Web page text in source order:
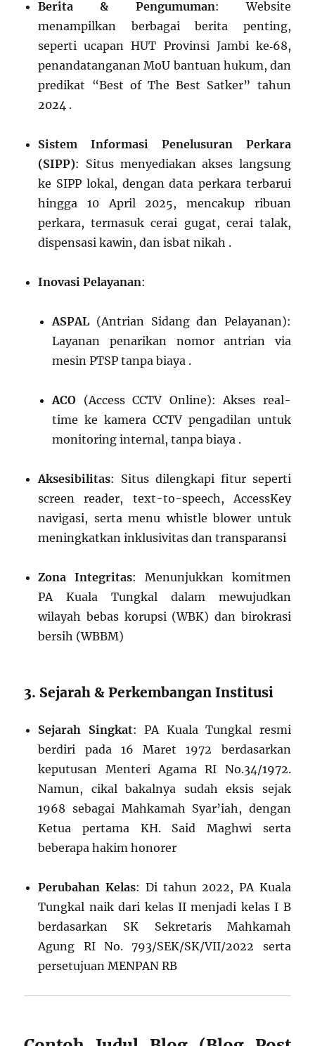
Berita & Pengumuman: Website
menampilkan berbagai berita penting,
seperti ucapan HUT Provinsi Jambi ke‑68,
penandatanganan MoU bantuan hukum, dan
predikat “Best of The Best Satker” tahun
2024 .
Sistem Informasi Penelusuran Perkara
(SIPP): Situs menyediakan akses langsung
ke SIPP lokal, dengan data perkara terbarui
hingga 10 April 2025, mencakup ribuan
perkara, termasuk cerai gugat, cerai talak,
dispensasi kawin, dan isbat nikah .
Inovasi Pelayanan:
ASPAL (Antrian Sidang dan Pelayanan):
Layanan penarikan nomor antrian via
mesin PTSP tanpa biaya .
ACO (Access CCTV Online): Akses real-
time ke kamera CCTV pengadilan untuk
monitoring internal, tanpa biaya .
Aksesibilitas: Situs dilengkapi fitur seperti
screen reader, text-to-speech, AccessKey
navigasi, serta menu whistle blower untuk
meningkatkan inklusivitas dan transparansi
Zona Integritas: Menunjukkan komitmen
PA Kuala Tungkal dalam mewujudkan
wilayah bebas korupsi (WBK) dan birokrasi
bersih (WBBM)
3. Sejarah & Perkembangan Institusi
Sejarah Singkat: PA Kuala Tungkal resmi
berdiri pada 16 Maret 1972 berdasarkan
keputusan Menteri Agama RI No.34/1972.
Namun, cikal bakalnya sudah eksis sejak
1968 sebagai Mahkamah Syar’iah, dengan
Ketua pertama KH. Said Maghwi serta
beberapa hakim honorer
Perubahan Kelas: Di tahun 2022, PA Kuala
Tungkal naik dari kelas II menjadi kelas I B
berdasarkan SK Sekretaris Mahkamah
Agung RI No. 793/SEK/SK/VII/2022 serta
persetujuan MENPAN RB